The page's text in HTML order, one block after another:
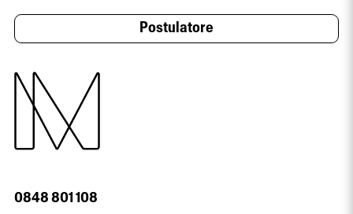
0848 801 108